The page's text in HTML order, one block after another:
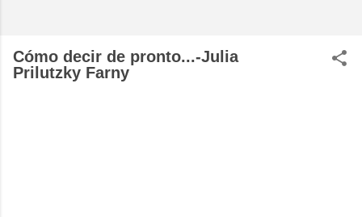
Cómo decir de pronto...-Julia
Prilutzky Farny